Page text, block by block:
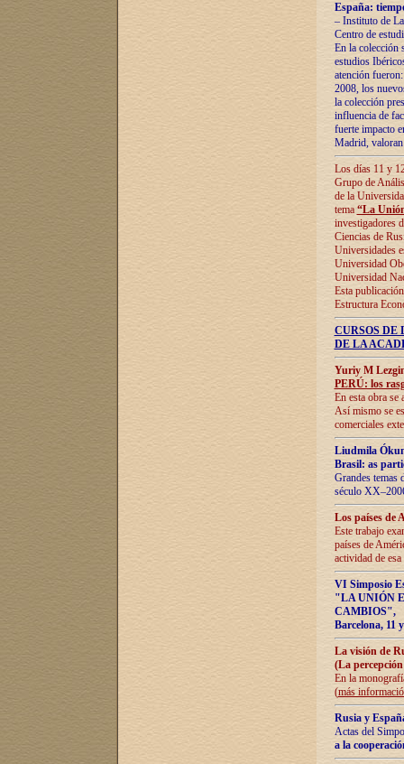
España:
– Instituto de
Centro de
En la colección
estudios
atención
2008, los
la colección
influencia de
fuerte impacto
Madrid,
Los días 11 y
Grupo de
de la
tema “La
investigadores
Ciencias de
Universidades
Universidad
Universidad
Esta
Estructura
CURSOS
DE LA
Yuriy M
PERÚ: los
En esta obra se
Así mismo se
comerciales
Liudmila
Brasil: as
Grandes temas
século
Los países de
Este trabajo
países de
actividad de
VI Simposio
"LA UNIÓN
CAMBIOS",
Barcelona, 11
La visión de
(La
En la
(más
Rusia y
Actas del
a la